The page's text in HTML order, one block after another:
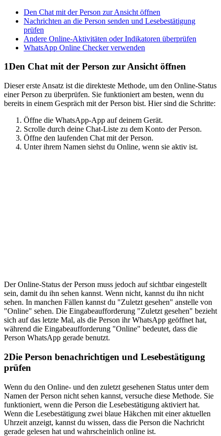
Den Chat mit der Person zur Ansicht öffnen
Nachrichten an die Person senden und Lesebestätigung
prüfen
Andere Online-Aktivitäten oder Indikatoren überprüfen
WhatsApp Online Checker verwenden
1Den Chat mit der Person zur Ansicht öffnen
Dieser erste Ansatz ist die direkteste Methode, um den Online-Status
einer Person zu überprüfen. Sie funktioniert am besten, wenn du
bereits in einem Gespräch mit der Person bist. Hier sind die Schritte:
Öffne die WhatsApp-App auf deinem Gerät.
Scrolle durch deine Chat-Liste zu dem Konto der Person.
Öffne den laufenden Chat mit der Person.
Unter ihrem Namen siehst du Online, wenn sie aktiv ist.
Der Online-Status der Person muss jedoch auf sichtbar eingestellt
sein, damit du ihn sehen kannst. Wenn nicht, kannst du ihn nicht
sehen. In manchen Fällen kannst du "Zuletzt gesehen" anstelle von
"Online" sehen. Die Eingabeaufforderung "Zuletzt gesehen" bezieht
sich auf das letzte Mal, als die Person ihr WhatsApp geöffnet hat,
während die Eingabeaufforderung "Online" bedeutet, dass die
Person WhatsApp gerade benutzt.
2Die Person benachrichtigen und Lesebestätigung
prüfen
Wenn du den Online- und den zuletzt gesehenen Status unter dem
Namen der Person nicht sehen kannst, versuche diese Methode. Sie
funktioniert, wenn die Person die Lesebestätigung aktiviert hat.
Wenn die Lesebestätigung zwei blaue Häkchen mit einer aktuellen
Uhrzeit anzeigt, kannst du wissen, dass die Person die Nachricht
gerade gelesen hat und wahrscheinlich online ist.